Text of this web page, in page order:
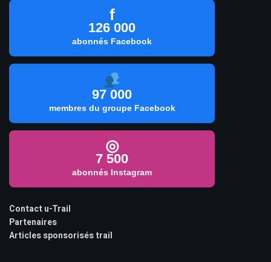
f
126 000
abonnés Facebook
97 000
membres du groupe Facebook
◎
7 500
abonnés Instagram
Contact u-Trail
Partenaires
Articles sponsorisés trail